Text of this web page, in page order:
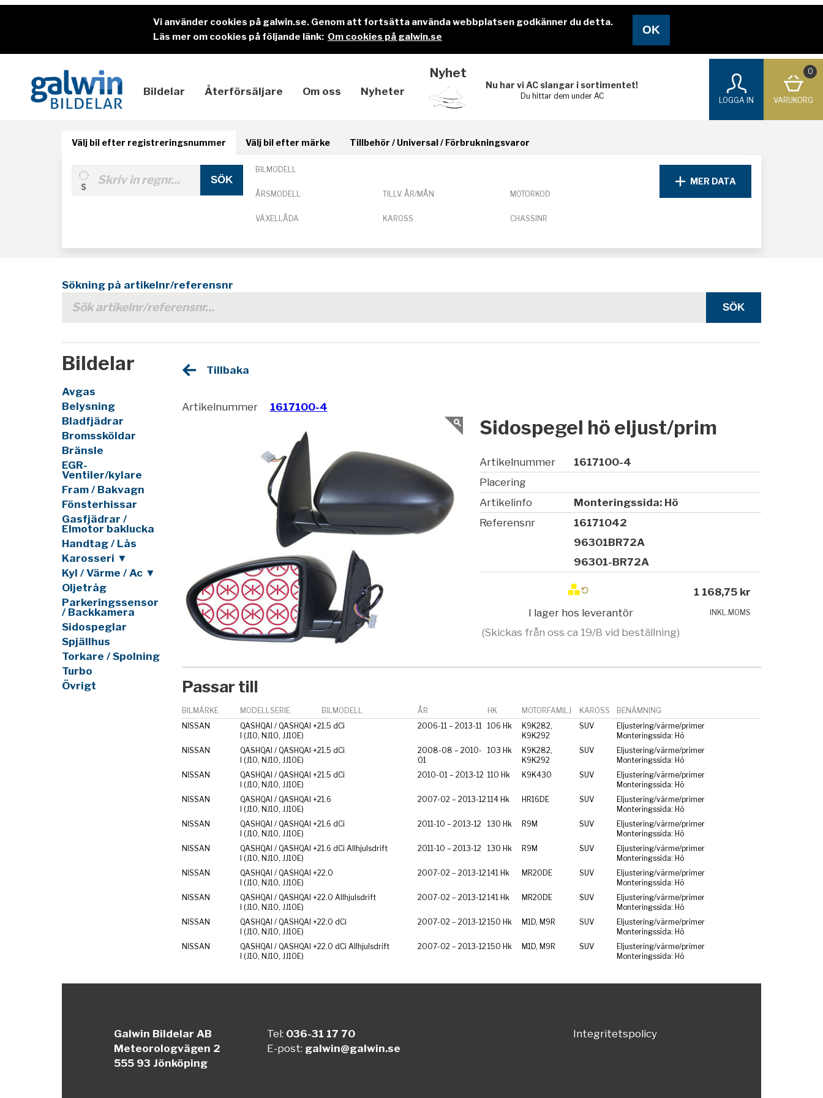
Vi använder cookies på galwin.se. Genom att fortsätta använda webbplatsen godkänner du detta.
Läs mer om cookies på följande länk: Om cookies på galwin.se
Bildelar Återförsäljare Om oss Nyheter
Nyhet
Nu har vi AC slangar i sortimentet!
Du hittar dem under AC
LOGGA IN
0
VARUKORG
Välj bil efter registreringsnummer Välj bil efter märke Tillbehör / Universal / Förbrukningsvaror
BILMODELL
ÅRSMODELL TILLV. ÅR/MÅN MOTORKOD
VÄXELLÅDA KAROSS CHASSINR
MER DATA
Sökning på artikelnr/referensnr
Bildelar
Avgas
Belysning
Bladfjädrar
Bromssköldar
Bränsle
EGR-
Ventiler/kylare
Fram / Bakvagn
Fönsterhissar
Gasfjädrar /
Elmotor baklucka
Handtag / Lås
Karosseri ▼
Kyl / Värme / Ac ▼
Oljetråg
Parkeringssensor
/ Backkamera
Sidospeglar
Spjällhus
Torkare / Spolning
Turbo
Övrigt
Tillbaka
Artikelnummer 1617100-4
Sidospegel hö eljust/prim
Artikelnummer
1617100-4
Placering
Artikelinfo
Monteringssida: Hö
Referensnr
16171042
96301BR72A
96301-BR72A
I lager hos leverantör
(Skickas från oss ca 19/8 vid beställning)
1 168,75 kr
INKL.MOMS
Passar till
BILMÄRKE MODELLSERIE BILMODELL ÅR HK MOTORFAMILJ KAROSS
BENÄMNING
NISSAN
QASHQAI / QASHQAI +2
I (J10, NJ10, JJ10E)
1.5 dCi 2006-11 – 2013-11 106 Hk
K9K282,
K9K292
SUV
Eljustering/värme/primer
Monteringssida: Hö
NISSAN
QASHQAI / QASHQAI +2
I (J10, NJ10, JJ10E)
1.5 dCi
2008-08 – 2010-
01
103 Hk
K9K282,
K9K292
SUV
Eljustering/värme/primer
Monteringssida: Hö
NISSAN
QASHQAI / QASHQAI +2
I (J10, NJ10, JJ10E)
1.5 dCi 2010-01 – 2013-12 110 Hk K9K430 SUV
Eljustering/värme/primer
Monteringssida: Hö
NISSAN
QASHQAI / QASHQAI +2
I (J10, NJ10, JJ10E)
1.6 2007-02 – 2013-12 114 Hk HR16DE SUV
Eljustering/värme/primer
Monteringssida: Hö
NISSAN
QASHQAI / QASHQAI +2
I (J10, NJ10, JJ10E)
1.6 dCi 2011-10 – 2013-12 130 Hk R9M SUV
Eljustering/värme/primer
Monteringssida: Hö
NISSAN
QASHQAI / QASHQAI +2
I (J10, NJ10, JJ10E)
1.6 dCi Allhjulsdrift 2011-10 – 2013-12 130 Hk R9M SUV
Eljustering/värme/primer
Monteringssida: Hö
NISSAN
QASHQAI / QASHQAI +2
I (J10, NJ10, JJ10E)
2.0 2007-02 – 2013-12 141 Hk MR20DE SUV
Eljustering/värme/primer
Monteringssida: Hö
NISSAN
QASHQAI / QASHQAI +2
I (J10, NJ10, JJ10E)
2.0 Allhjulsdrift 2007-02 – 2013-12 141 Hk MR20DE SUV
Eljustering/värme/primer
Monteringssida: Hö
NISSAN
QASHQAI / QASHQAI +2
I (J10, NJ10, JJ10E)
2.0 dCi 2007-02 – 2013-12 150 Hk M1D, M9R SUV
Eljustering/värme/primer
Monteringssida: Hö
NISSAN
QASHQAI / QASHQAI +2
I (J10, NJ10, JJ10E)
2.0 dCi Allhjulsdrift 2007-02 – 2013-12 150 Hk M1D, M9R SUV
Eljustering/värme/primer
Monteringssida: Hö
Galwin Bildelar AB
Meteorologvägen 2
555 93 Jönköping
Tel: 036-31 17 70
E-post: galwin@galwin.se
Integritetspolicy